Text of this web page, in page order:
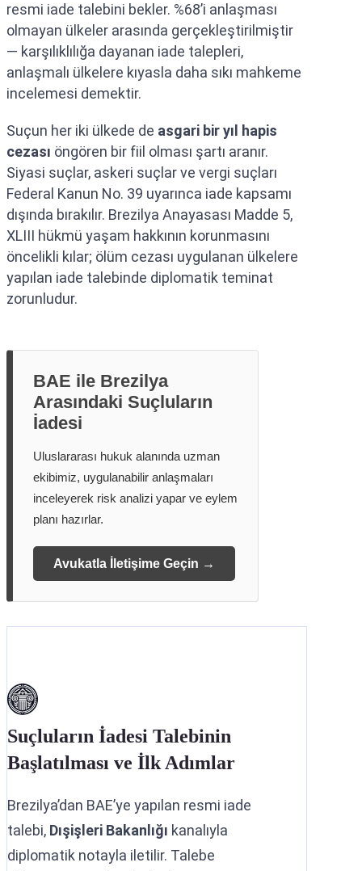
resmi iade talebini bekler. %68’i anlaşması
olmayan ülkeler arasında gerçekleştirilmiştir
— karşılıklılığa dayanan iade talepleri,
anlaşmalı ülkelere kıyasla daha sıkı mahkeme
incelemesi demektir.
Suçun her iki ülkede de asgari bir yıl hapis
cezası öngören bir fiil olması şartı aranır.
Siyasi suçlar, askeri suçlar ve vergi suçları
Federal Kanun No. 39 uyarınca iade kapsamı
dışında bırakılır. Brezilya Anayasası Madde 5,
XLIII hükmü yaşam hakkının korunmasını
öncelikli kılar; ölüm cezası uygulanan ülkelere
yapılan iade talebinde diplomatik teminat
zorunludur.
BAE ile Brezilya
Arasındaki Suçluların
İadesi
Uluslararası hukuk alanında uzman
ekibimiz, uygulanabilir anlaşmaları
inceleyerek risk analizi yapar ve eylem
planı hazırlar.
Avukatla İletişime Geçin →
Suçluların İadesi Talebinin
Başlatılması ve İlk Adımlar
Brezilya’dan BAE’ye yapılan resmi iade
talebi, Dışişleri Bakanlığı kanalıyla
diplomatik notayla iletilir. Talebe